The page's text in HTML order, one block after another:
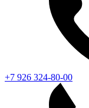
+7 926 324-80-00